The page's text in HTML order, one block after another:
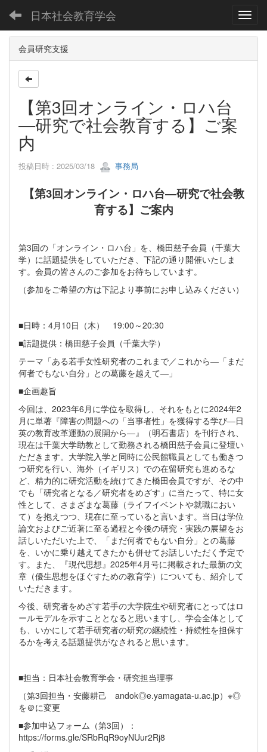
日本社会教育学会
会員研究支援
【第3回オンライン・ロハ台
―研究で社会教育する】ご案
内
投稿日時 : 2025/03/18 事務局
【第3回オンライン・ロハ台―研究で社会教
育する】ご案内
第3回の「オンライン・ロハ台」を、橋田慈子会員（千葉大
学）に話題提供をしていただき、下記の通り開催いたしま
す。会員の皆さんのご参加をお待ちしています。
（参加をご希望の方は下記より事前にお申し込みください）
■日時：4月10日（木） 19:00～20:30
■話題提供：橋田慈子会員（千葉大学）
テーマ「ある若手女性研究者のこれまで／これから―「まだ
何者でもない自分」との葛藤を越えて―」
■企画趣旨
今回は、2023年6月に学位を取得し、それをもとに2024年2
月に単著『障害の問題への「当事者性」を獲得する学び―日
英の教育改革運動の展開から―』（明石書店）を刊行され、
現在は千葉大学助教として勤務される橋田慈子会員に登壇い
ただきます。大学院入学と同時に公民館職員としても働きつ
つ研究を行い、海外（イギリス）での在留研究も進めるな
ど、精力的に研究活動を続けてきた橋田会員ですが、その中
でも「研究者となる／研究者をめざす」に当たって、特に女
性として、さまざまな葛藤（ライフイベントや就職におい
て）を抱えつつ、現在に至っていると言います。当日は学位
論文およびご近著に至る過程と今後の研究・実践の展望をお
話しいただいた上で、「まだ何者でもない自分」との葛藤
を、いかに乗り越えてきたかも併せてお話しいただく予定で
す。また、『現代思想』2025年4月号に掲載された最新の文
章（優生思想をほぐすための教育学）についても、紹介して
いただきます。
今後、研究者をめざす若手の大学院生や研究者にとってはロ
ールモデルを示すこととなると思いますし、学会全体として
も、いかにして若手研究者の研究の継続性・持続性を担保す
るかを考える話題提供がなされると思います。
■担当：日本社会教育学会・研究担当理事
（第3回担当・安藤耕己 andok◎e.yamagata-u.ac.jp）※◎
を＠に変更
■参加申込フォーム（第3回）：
https://forms.gle/SRbRqR9oyNUur2Rj8